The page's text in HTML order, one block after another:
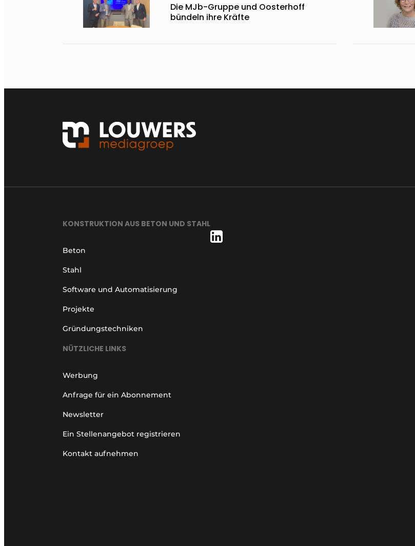
Die MJb-Gruppe und Oosterhoff
bündeln ihre Kräfte
KONSTRUKTION AUS BETON UND STAHL
Beton
Stahl
Software und Automatisierung
Projekte
Gründungstechniken
NÜTZLICHE LINKS
Werbung
Anfrage für ein Abonnement
Newsletter
Ein Stellenangebot registrieren
Kontakt aufnehmen